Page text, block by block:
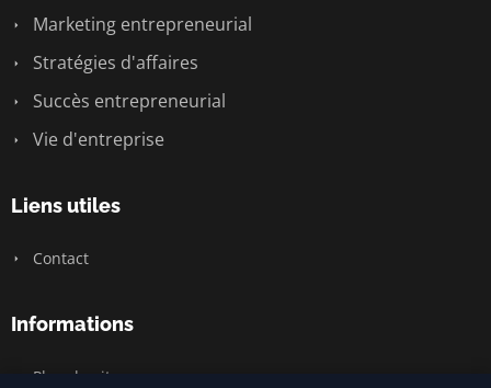
Marketing entrepreneurial
Stratégies d'affaires
Succès entrepreneurial
Vie d'entreprise
Liens utiles
Contact
Informations
Plan du site